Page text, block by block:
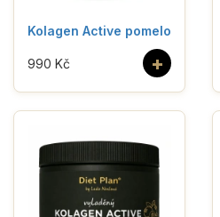
Kolagen Active pomelo
+
990 Kč